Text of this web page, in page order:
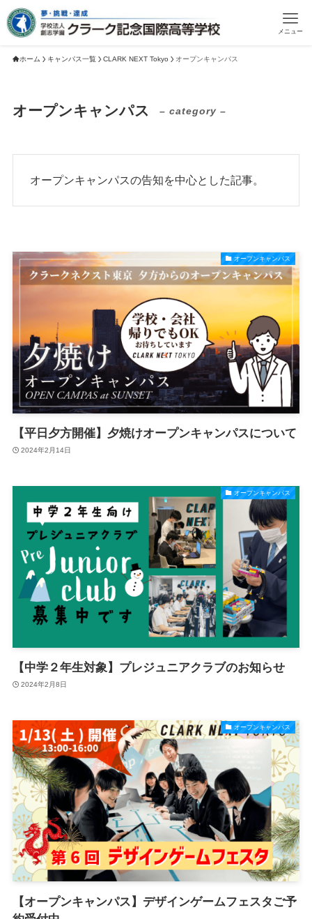
メニュー
ホーム キャンパス一覧 CLARK NEXT Tokyo オープンキャンパス
オープンキャンパス – category –
オープンキャンパスの告知を中心とした記事。
オープンキャンパス
【平日夕方開催】夕焼けオープンキャンパスについて
2024年2月14日
オープンキャンパス
【中学２年生対象】プレジュニアクラブのお知らせ
2024年2月8日
オープンキャンパス
【オープンキャンパス】デザインゲームフェスタご予